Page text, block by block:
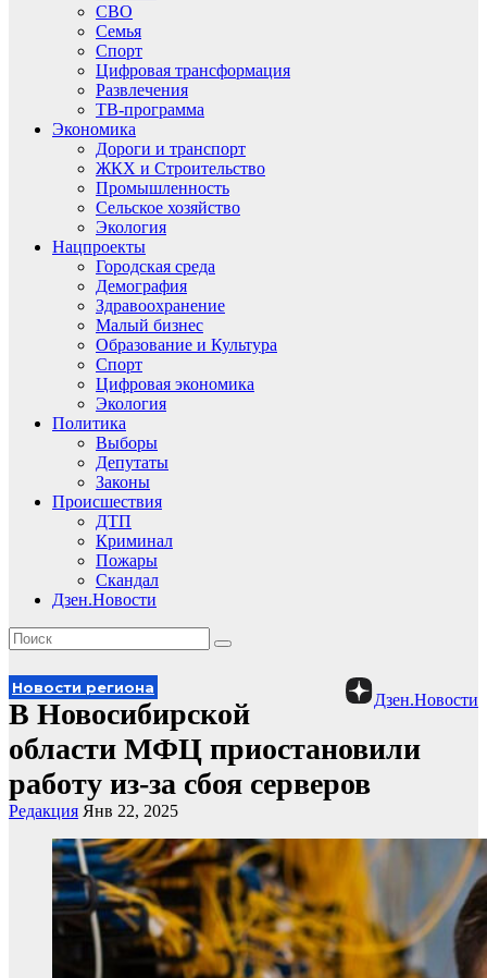
СВО
Семья
Спорт
Цифровая трансформация
Развлечения
ТВ-программа
Экономика
Дороги и транспорт
ЖКХ и Строительство
Промышленность
Сельское хозяйство
Экология
Нацпроекты
Городская среда
Демография
Здравоохранение
Малый бизнес
Образование и Культура
Спорт
Цифровая экономика
Экология
Политика
Выборы
Депутаты
Законы
Происшествия
ДТП
Криминал
Пожары
Скандал
Дзен.Новости
Дзен.Новости
Новости региона
В Новосибирской
области МФЦ приостановили
работу из-за сбоя серверов
Редакция Янв 22, 2025